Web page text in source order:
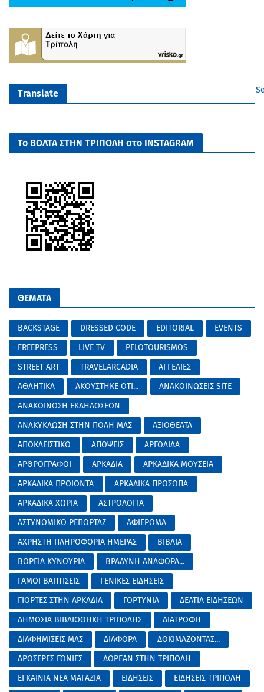
Translate
Το ΒΟΛΤΑ ΣΤΗΝ ΤΡΙΠΟΛΗ στο INSTAGRAM
ΘΕΜΑΤΑ
BACKSTAGE DRESSED CODE EDITORIAL
EVENTS
FREEPRESS
LIVE TV
PELOTOURISMOS
STREET ART
TRAVELARCADIA
ΑΓΓΕΛΙΕΣ
ΑΘΛΗΤΙΚΑ
ΑΚΟΥΣΤΗΚΕ ΟΤΙ...
ΑΝΑΚΟΙΝΩΣΕΙΣ SITE
ΑΝΑΚΟΙΝΩΣΗ ΕΚΔΗΛΩΣΕΩΝ
ΑΝΑΚΥΚΛΩΣΗ ΣΤΗΝ ΠΟΛΗ ΜΑΣ
ΑΞΙΟΘΕΑΤΑ
ΑΠΟΚΛΕΙΣΤΙΚΟ
ΑΠΟΨΕΙΣ
ΑΡΓΟΛΙΔΑ
ΑΡΘΡΟΓΡΑΦΟΙ
ΑΡΚΑΔΙΑ
ΑΡΚΑΔΙΚΑ ΜΟΥΣΕΙΑ
ΑΡΚΑΔΙΚΑ ΠΡΟΙΟΝΤΑ
ΑΡΚΑΔΙΚΑ ΠΡΟΣΩΠΑ
ΑΡΚΑΔΙΚΑ ΧΩΡΙΑ
ΑΣΤΡΟΛΟΓΙΑ
ΑΣΤΥΝΟΜΙΚΟ ΡΕΠΟΡΤΑΖ
ΑΦΙΕΡΩΜΑ
ΑΧΡΗΣΤΗ ΠΛΗΡΟΦΟΡΙΑ ΗΜΕΡΑΣ
ΒΙΒΛΙΑ
ΒΟΡΕΙΑ ΚΥΝΟΥΡΙΑ
ΒΡΑΔΥΝΗ ΑΝΑΦΟΡΑ...
ΓΑΜΟΙ ΒΑΠΤΙΣΕΙΣ
ΓΕΝΙΚΕΣ ΕΙΔΗΣΕΙΣ
ΓΙΟΡΤΕΣ ΣΤΗΝ ΑΡΚΑΔΙΑ
ΓΟΡΤΥΝΙΑ
ΔΕΛΤΙΑ ΕΙΔΗΣΕΩΝ
ΔΗΜΟΣΙΑ ΒΙΒΛΙΟΘΗΚΗ ΤΡΙΠΟΛΗΣ
ΔΙΑΤΡΟΦΗ
ΔΙΑΦΗΜΙΣΕΙΣ ΜΑΣ
ΔΙΑΦΟΡΑ
ΔΟΚΙΜΑΖΟΝΤΑΣ...
ΔΡΟΣΕΡΕΣ ΓΩΝΙΕΣ
ΔΩΡΕΑΝ ΣΤΗΝ ΤΡΙΠΟΛΗ
ΕΓΚΑΙΝΙΑ ΝΕΑ ΜΑΓΑΖΙΑ
ΕΙΔΗΣΕΙΣ
ΕΙΔΗΣΕΙΣ ΤΡΙΠΟΛΗ